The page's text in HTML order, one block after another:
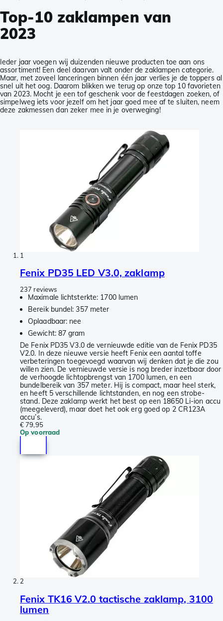
Top-10 zaklampen van
2023
Ieder jaar voegen wij duizenden nieuwe producten toe aan ons
assortiment! Een deel daarvan valt onder de zaklampen categorie.
Maar, met zoveel lanceringen binnen één jaar verlies je de toppers al
snel uit het oog. Daarom blikken we terug op onze top 10 favorieten
van 2023. Mocht je een tof geschenk voor de feestdagen zoeken, of
simpelweg iets voor jezelf om het jaar goed mee af te sluiten, neem
deze zakmessen dan zeker mee in je overweging!
1
Fenix PD35 LED V3.0, zaklamp
237 reviews
Maximale lichtsterkte: 1700 lumen
Bereik bundel: 357 meter
Oplaadbaar: nee
Gewicht: 87 gram
De Fenix PD35 V3.0 de vernieuwde editie van de Fenix PD35
V2.0. In deze nieuwe versie heeft Fenix een aantal toffe
verbeteringen toegevoegd waarvan wij denken dat je die zou
willen zien. De vernieuwde versie is nog breder inzetbaar door
de verhoogde lichtopbrengst van 1700 lumen, en een
bundelbereik van 357 meter. Hij is compact, maar heel sterk,
en heeft 5 verschillende lichtstanden, en nog een strobe-
stand. Deze zaklamp werkt het best op een 18650 Li-ion accu
(meegeleverd), maar doet het ook erg goed op 2 CR123A
accu’s.
€ 79,95
Op voorraad
2
Fenix TK16 V2.0 tactische zaklamp, 3100
lumen